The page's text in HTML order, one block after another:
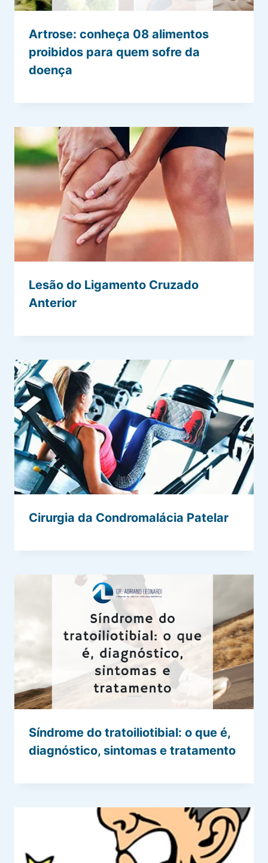
Artrose: conheça 08 alimentos
proibidos para quem sofre da
doença
Lesão do Ligamento Cruzado
Anterior
Cirurgia da Condromalácia Patelar
Síndrome do tratoiliotibial: o que é,
diagnóstico, sintomas e tratamento